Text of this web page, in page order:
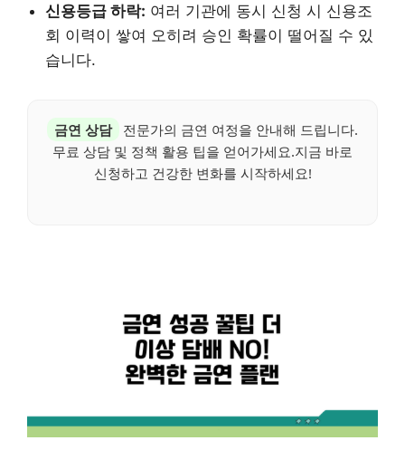
신용등급 하락: 여러 기관에 동시 신청 시 신용조
회 이력이 쌓여 오히려 승인 확률이 떨어질 수 있
습니다.
금연 상담
전문가의 금연 여정을 안내해 드립니다.
무료 상담 및 정책 활용 팁을 얻어가세요.지금 바로
신청하고 건강한 변화를 시작하세요!